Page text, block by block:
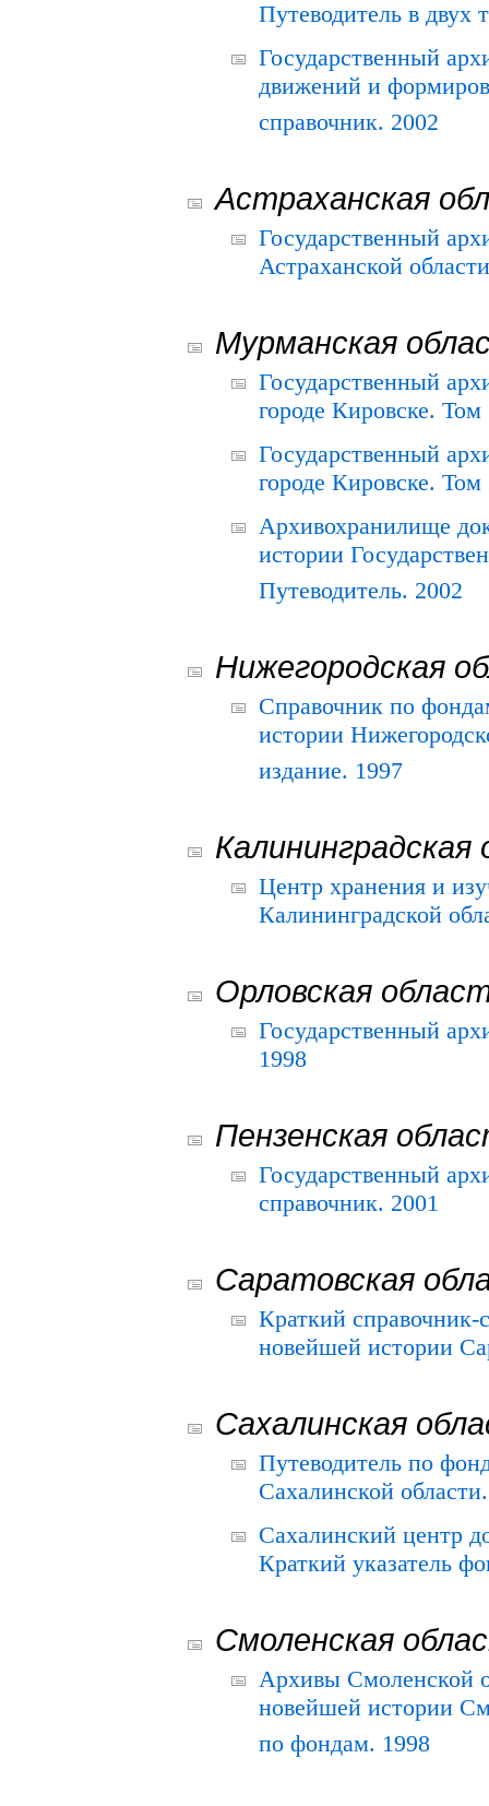
Путеводитель в двух
Государственный
движений и
справочник. 2002
Астраханская
Государственный
Астраханской
Мурманская
Государственный
городе Кировске.
Государственный
городе Кировске.
Архивохранилище
истории
Путеводитель. 2002
Нижегородская
Справочник по
истории
издание. 1997
Калининградская
Центр хранения и
Калининградской
Орловская
Государственный
1998
Пензенская
Государственный
справочник. 2001
Саратовская
Краткий
новейшей истории
Сахалинская
Путеводитель по
Сахалинской
Сахалинский центр
Краткий указатель
Смоленская
Архивы Смоленской
новейшей истории
по фондам. 1998